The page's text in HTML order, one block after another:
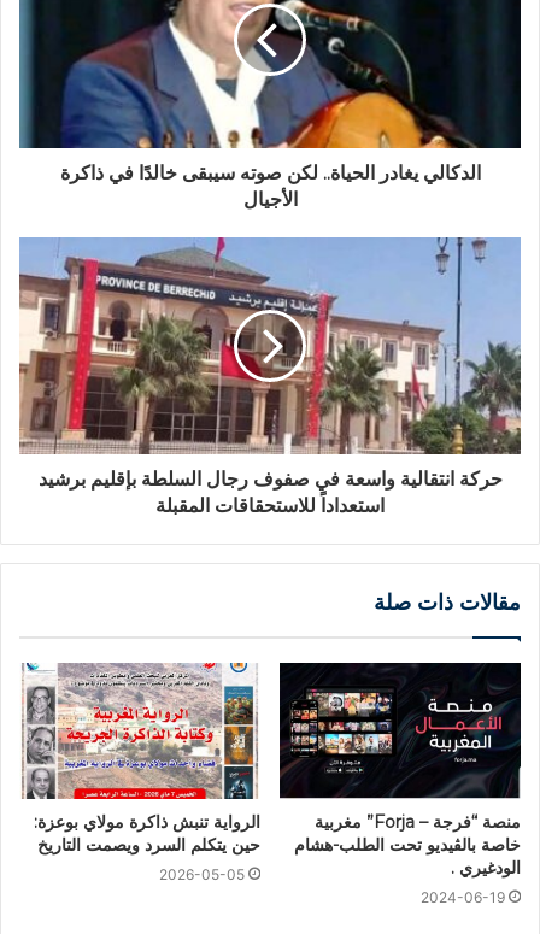
الدكالي يغادر الحياة.. لكن صوته سيبقى خالدًا في ذاكرة
الأجيال
حركة انتقالية واسعة في صفوف رجال السلطة بإقليم برشيد
استعداداً للاستحقاقات المقبلة
مقالات ذات صلة
منصة “فرجة – Forja” مغربية
خاصة بالڤيديو تحت الطلب-هشام
الودغيري .
2024-06-19
الرواية تنبش ذاكرة مولاي بوعزة:
حين يتكلم السرد ويصمت التاريخ
2026-05-05